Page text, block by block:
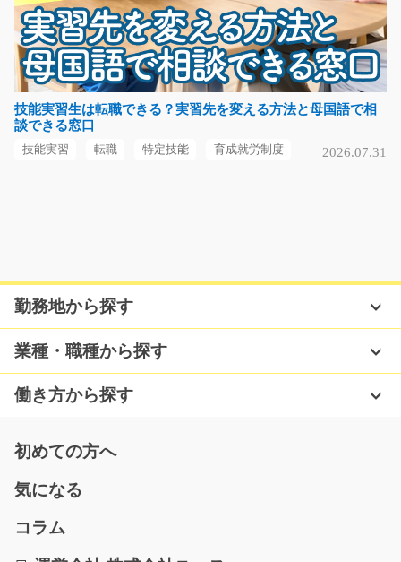
空調完備の倉庫内リフトオペレーターの仕事/y08_
00441
【資格を活かしたい方必見！】工場内でのフォークリフ
ト作業！フォークリ…
長期（3ヶ月以上）
時給1200円～
福岡県田川郡川崎町
選べるお休みでプライベート充実♪工場内で洋菓子を機械
長期（3ヶ月以上）
時給1000円~
福岡県筑後市
シートの加工や検査作業のお仕事/y08_01593
急募
重たいものは一切なし☆未経験の方も大歓迎(^_-)-☆絶縁
技能実習生は転職できる？実習先を変える方法と母国語で相
談できる窓口
技能実習 転職 特定技能 育成就労制度 2026.07.31
勤務地から探す
業種・職種から探す
働き方から探す
初めての方へ
気になる
コラム